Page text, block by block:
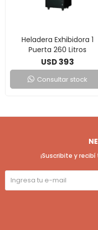
Heladera Exhibidora 1
Puerta 260 Litros
USD 393
Consultar stock
¡Suscribite y